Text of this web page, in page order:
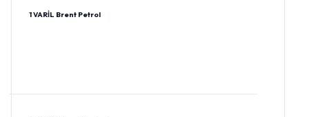
1 VARİL Brent Petrol